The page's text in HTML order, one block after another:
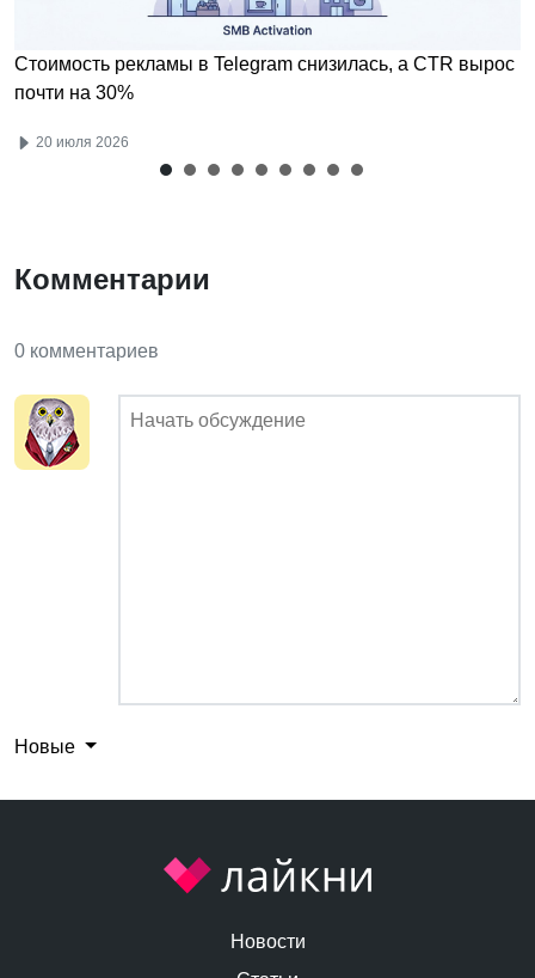
Стоимость рекламы в Telegram снизилась, а CTR вырос
почти на 30%
20 июля 2026
Комментарии
0 комментариев
Новые
Новости